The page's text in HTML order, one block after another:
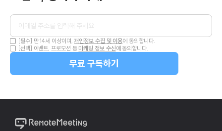
[필수] 만 14세 이상이며, 개인정보 수집 및 이용에 동의합니다.
[선택] 이벤트, 프로모션 등 마케팅 정보 수신에 동의합니다.
무료 구독하기